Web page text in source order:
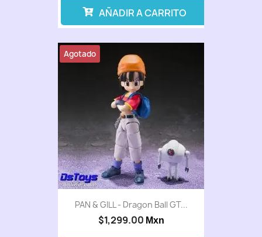
AÑADIR A CARRITO
PAN & GILL - Dragon Ball GT...
$1,299.00 Mxn
Agotado